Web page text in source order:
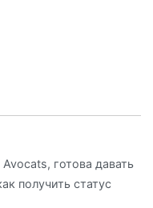
готова давать
получить статус